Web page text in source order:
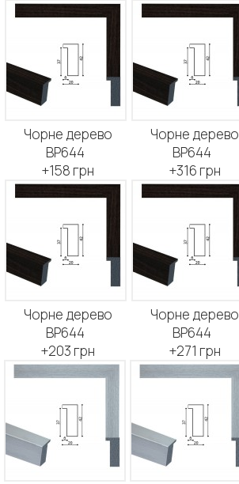
Чорне дерево
BP644
+158 грн
Чорне дерево
BP644
+316 грн
Чорне дерево
BP644
+203 грн
Чорне дерево
BP644
+271 грн